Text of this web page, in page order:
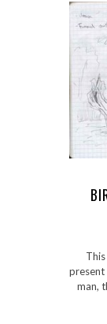
present
man,